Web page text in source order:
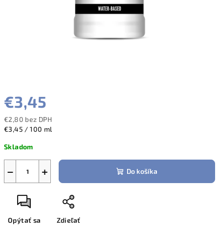
€3,45
€2,80 bez DPH
Jednotková
€3,45 / 100 ml
Skladom
+
− Do košíka
Opýtať sa Zdieľať